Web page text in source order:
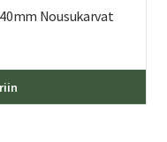
Nousukarvat